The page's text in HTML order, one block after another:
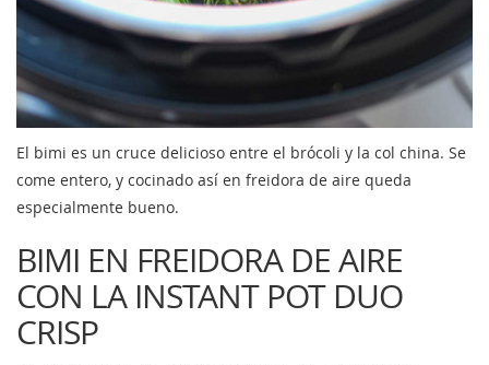
El bimi es un cruce delicioso entre el brócoli y la col china. Se
come entero, y cocinado así en freidora de aire queda
especialmente bueno.
BIMI EN FREIDORA DE AIRE
CON LA INSTANT POT DUO
CRISP